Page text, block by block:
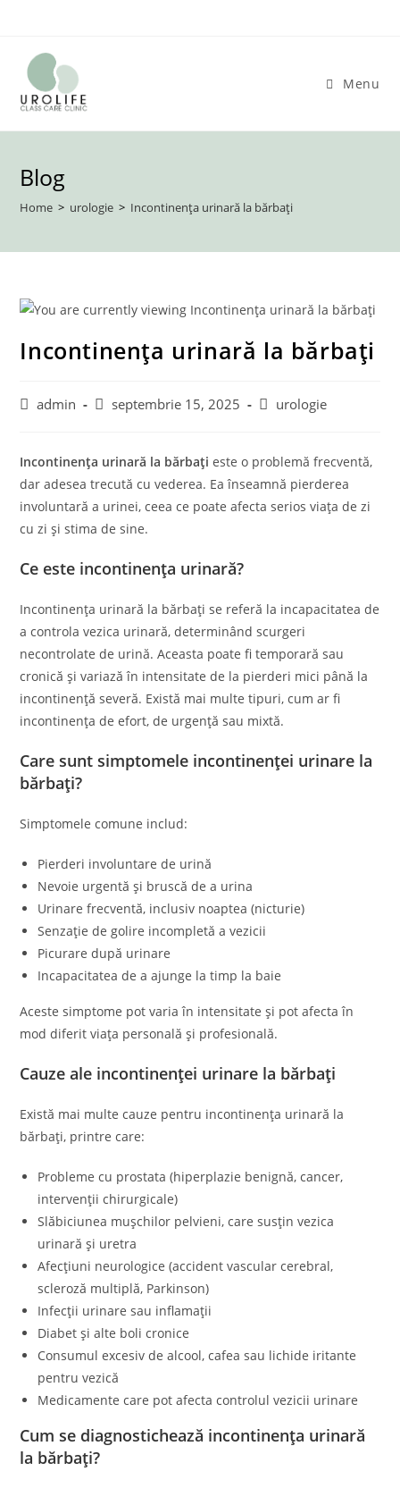
content
Menu
Blog
Home > urologie > Incontinența urinară la bărbați
Incontinența urinară la bărbați
Postadmin
Postseptembrie 15, 2025
Posturologie
Incontinența urinară la bărbați este o problemă frecventă,
dar adesea trecută cu vederea. Ea înseamnă pierderea
involuntară a urinei, ceea ce poate afecta serios viața de zi
cu zi și stima de sine.
Ce este incontinența urinară?
Incontinența urinară la bărbați se referă la incapacitatea de
a controla vezica urinară, determinând scurgeri
necontrolate de urină. Aceasta poate fi temporară sau
cronică și variază în intensitate de la pierderi mici până la
incontinență severă. Există mai multe tipuri, cum ar fi
incontinența de efort, de urgență sau mixtă.
Care sunt simptomele incontinenței urinare la
bărbați?
Simptomele comune includ:
Pierderi involuntare de urină
Nevoie urgentă și bruscă de a urina
Urinare frecventă, inclusiv noaptea (nicturie)
Senzație de golire incompletă a vezicii
Picurare după urinare
Incapacitatea de a ajunge la timp la baie
Aceste simptome pot varia în intensitate și pot afecta în
mod diferit viața personală și profesională.
Cauze ale incontinenței urinare la bărbați
Există mai multe cauze pentru incontinența urinară la
bărbați, printre care:
Probleme cu prostata (hiperplazie benignă, cancer,
intervenții chirurgicale)
Slăbiciunea mușchilor pelvieni, care susțin vezica
urinară și uretra
Afecțiuni neurologice (accident vascular cerebral,
scleroză multiplă, Parkinson)
Infecții urinare sau inflamații
Diabet și alte boli cronice
Consumul excesiv de alcool, cafea sau lichide iritante
pentru vezică
Medicamente care pot afecta controlul vezicii urinare
Cum se diagnostichează incontinența urinară
la bărbați?